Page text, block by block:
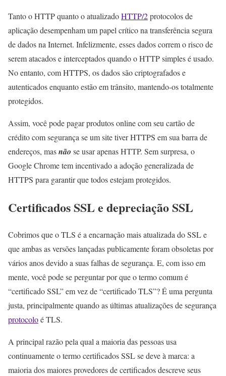
Tanto o HTTP quanto o atualizadoHTTP/2protocolos de
aplicação desempenham um papel crítico na transferência segura
de dados na Internet. Infelizmente, esses dados correm o risco de
serem atacados e interceptados quando o HTTP simples é usado.
No entanto, com HTTPS, os dados são criptografados e
autenticados enquanto estão em trânsito, mantendo-os totalmente
protegidos.
Assim, você pode pagar produtos online com seu cartão de
crédito com segurança se um site tiver HTTPS em sua barra de
endereços, masnão se usar apenas HTTP. Sem surpresa, o
Google Chrome tem incentivado a adoção generalizada de
HTTPS para garantir que todos estejam protegidos.
Certificados SSL e depreciação SSL
Cobrimos que o TLS é a encarnação mais atualizada do SSL e
que ambas as versões lançadas publicamente foram obsoletas por
vários anos devido a suas falhas de segurança. E, com isso em
mente, você pode se perguntar por que o termo comum é
“certificado SSL” em vez de “certificado TLS”? É uma pergunta
justa, principalmente quando as últimas atualizações de segurança
protocoloé TLS.
A principal razão pela qual a maioria das pessoas usa
continuamente o termo certificados SSL se deve à marca: a
maioria dos maiores provedores de certificados descreve seus